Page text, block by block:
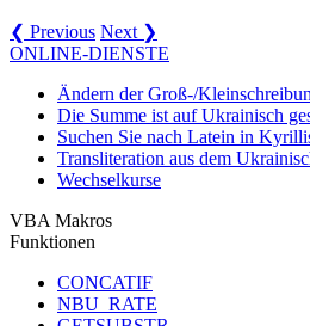
❮ Previous Next ❯
ONLINE-DIENSTE
Ändern der Groß-/
Die Summe ist auf Ukrainisch
Suchen Sie nach Latein in
Transliteration aus dem
Wechselkurse
VBA Makros
Funktionen
CONCATIF
NBU_RATE